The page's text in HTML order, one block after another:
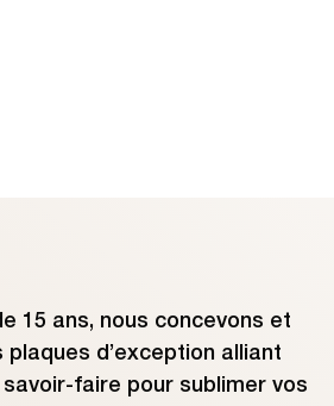
15 ans, nous concevons et
plaques d’exception alliant
faire pour sublimer vos